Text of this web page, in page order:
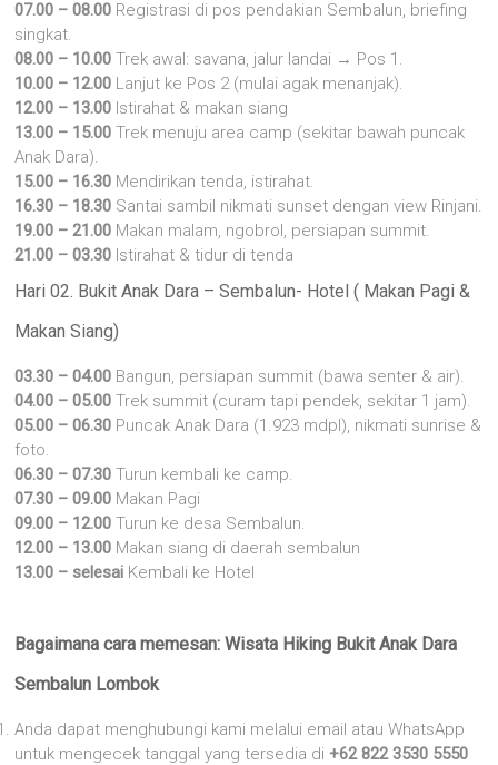
07.00 – 08.00 Registrasi di pos pendakian Sembalun, briefing
singkat.
08.00 – 10.00 Trek awal: savana, jalur landai → Pos 1.
10.00 – 12.00 Lanjut ke Pos 2 (mulai agak menanjak).
12.00 – 13.00 Istirahat & makan siang
13.00 – 15.00 Trek menuju area camp (sekitar bawah puncak
Anak Dara).
15.00 – 16.30 Mendirikan tenda, istirahat.
16.30 – 18.30 Santai sambil nikmati sunset dengan view Rinjani.
19.00 – 21.00 Makan malam, ngobrol, persiapan summit.
21.00 – 03.30 Istirahat & tidur di tenda
Hari 02. Bukit Anak Dara – Sembalun- Hotel ( Makan Pagi &
Makan Siang)
03.30 – 04.00 Bangun, persiapan summit (bawa senter & air).
04.00 – 05.00 Trek summit (curam tapi pendek, sekitar 1 jam).
05.00 – 06.30 Puncak Anak Dara (1.923 mdpl), nikmati sunrise &
foto.
06.30 – 07.30 Turun kembali ke camp.
07.30 – 09.00 Makan Pagi
09.00 – 12.00 Turun ke desa Sembalun.
12.00 – 13.00 Makan siang di daerah sembalun
13.00 – selesai Kembali ke Hotel
Bagaimana cara memesan: Wisata Hiking Bukit Anak Dara
Sembalun Lombok
Anda dapat menghubungi kami melalui email atau WhatsApp
untuk mengecek tanggal yang tersedia di+62 822 3530 5550